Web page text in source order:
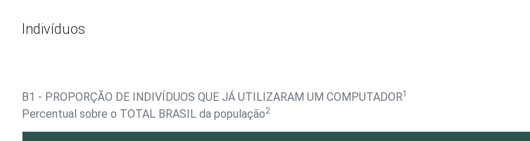
Indivíduos
B1 - PROPORÇÃO DE INDIVÍDUOS QUE JÁ UTILIZARAM UM COMPUTADOR1
Percentual sobre o TOTAL BRASIL da população2